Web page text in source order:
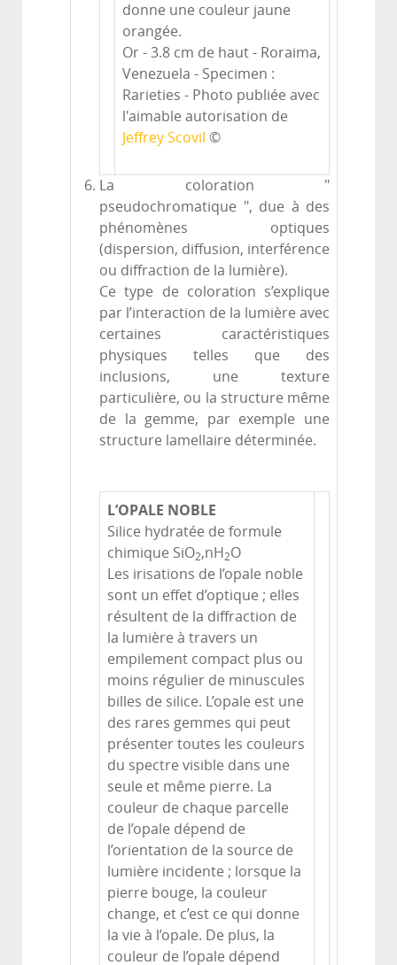
donne une couleur jaune
orangée.
Or - 3.8 cm de haut - Roraima,
Venezuela - Specimen :
Rarieties - Photo publiée avec
l'aimable autorisation de
Jeffrey Scovil ©
La coloration "
pseudochromatique ", due à des
phénomènes optiques
(dispersion, diffusion, interférence
ou diffraction de la lumière).
Ce type de coloration s’explique
par l’interaction de la lumière avec
certaines caractéristiques
physiques telles que des
inclusions, une texture
particulière, ou la structure même
de la gemme, par exemple une
structure lamellaire déterminée.
L’OPALE NOBLE
Silice hydratée de formule
chimique SiO2,nH2O
Les irisations de l’opale noble
sont un effet d’optique ; elles
résultent de la diffraction de
la lumière à travers un
empilement compact plus ou
moins régulier de minuscules
billes de silice. L’opale est une
des rares gemmes qui peut
présenter toutes les couleurs
du spectre visible dans une
seule et même pierre. La
couleur de chaque parcelle
de l’opale dépend de
l’orientation de la source de
lumière incidente ; lorsque la
pierre bouge, la couleur
change, et c’est ce qui donne
la vie à l’opale. De plus, la
couleur de l’opale dépend